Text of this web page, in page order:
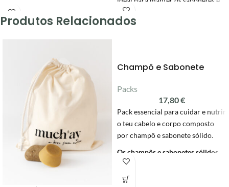
Concebida igualmente para
massajar e evitar o desperdício de
produtos, promovendo a sua
100% biodegradável.
cosméticos sólidos secos,
prolongando o seu uso.
Produtos Relacionados
Champô e Sabonete
Packs
17,80€
Pack essencial para cuidar e nutrir
o teu cabelo e corpo composto
por champô e sabonete sólido.
Os champôs e sabonetes sólidos
much'ay são feitos de forma
artesanal